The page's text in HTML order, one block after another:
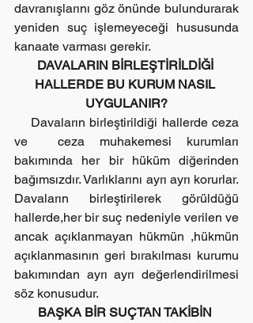
davranışlarını göz önünde bulundurarak
yeniden suç işlemeyeceği hususunda
kanaate varması gerekir.
DAVALARIN BİRLEŞTİRİLDİĞİ
HALLERDE BU KURUM NASIL
UYGULANIR?
ve  ceza muhakemesi kurumları
bakımında her bir hüküm diğerinden
bağımsızdır. Varlıklarını ayrı ayrı korurlar.
Davaların birleştirilerek görüldüğü
hallerde,her bir suç nedeniyle verilen ve
ancak açıklanmayan hükmün ,hükmün
açıklanmasının geri bırakılması kurumu
bakımından ayrı ayrı değerlendirilmesi
söz konusudur.
BAŞKA BİR SUÇTAN TAKİBİN